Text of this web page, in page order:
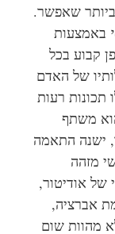
שאפשר.
בכל
של האדם
רעות
משתף
התאמה
שום